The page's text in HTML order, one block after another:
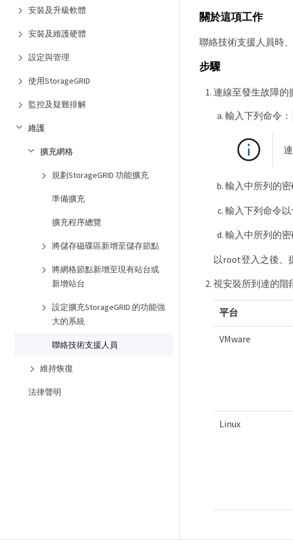
安裝及升級軟體
安裝及維護硬體
設定與管理
使用StorageGRID
監控及疑難排解
維護
擴充網格
規劃StorageGRID 功能擴充
準備擴充
擴充程序總覽
將儲存磁碟區新增至儲存節點
將網格節點新增至現有站台或
新增站台
設定擴充StorageGRID 的功能強
大的系統
聯絡技術支援人員
維持恢復
法律聲明
關於這項工作
聯絡技術支援人員時
步驟
連線至發生故障的
輸入下列命令：
輸入中所列的
輸入下列命令
輸入中所列的
以root登入之後、
視安裝所到達的階
平台
VMware
Linux